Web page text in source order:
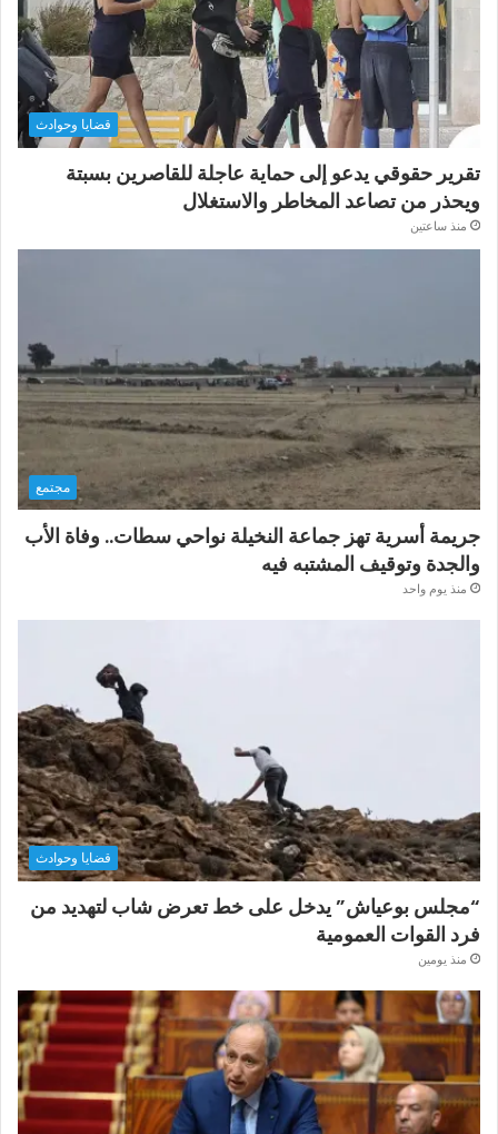
قضايا وحوادث
تقرير حقوقي يدعو إلى حماية عاجلة للقاصرين بسبتة
ويحذر من تصاعد المخاطر والاستغلال
منذ ساعتين
مجتمع
جريمة أسرية تهز جماعة النخيلة نواحي سطات.. وفاة الأب
والجدة وتوقيف المشتبه فيه
منذ يوم واحد
قضايا وحوادث
“مجلس بوعياش” يدخل على خط تعرض شاب لتهديد من
فرد القوات العمومية
منذ يومين